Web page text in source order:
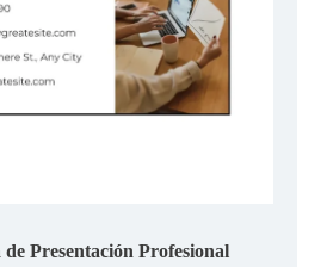
Presentación Profesional